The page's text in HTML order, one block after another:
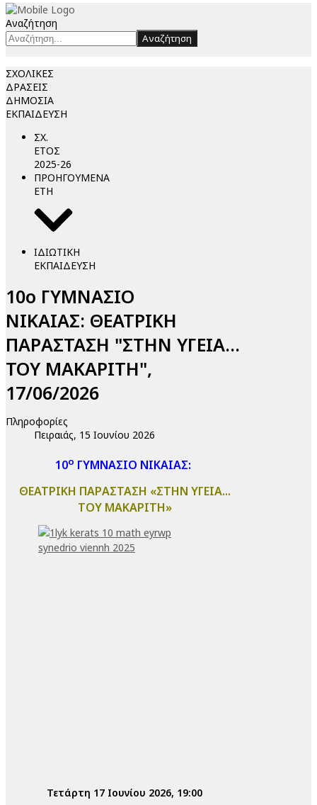
Αναζήτηση
Αναζήτηση
ΣΧΟΛΙΚΕΣ
ΔΡΑΣΕΙΣ
ΔΗΜΟΣΙΑ
ΕΚΠΑΙΔΕΥΣΗ
ΣΧ.
ΕΤΟΣ
2025-26
ΠΡΟΗΓΟΥΜΕΝΑ
ΕΤΗ
ΙΔΙΩΤΙΚΗ
ΕΚΠΑΙΔΕΥΣΗ
10ο ΓΥΜΝΑΣΙΟ
ΝΙΚΑΙΑΣ: ΘΕΑΤΡΙΚΗ
ΠΑΡΑΣΤΑΣΗ "ΣΤΗΝ ΥΓΕΙΑ...
ΤΟΥ ΜΑΚΑΡΙΤΗ",
17/06/2026
Πληροφορίες
Πειραιάς, 15 Ιουνίου 2026
10ο ΓΥΜΝΑΣΙΟ ΝΙΚΑΙΑΣ:
ΘΕΑΤΡΙΚΗ ΠΑΡΑΣΤΑΣΗ «ΣΤΗΝ ΥΓΕΙΑ...
ΤΟΥ ΜΑΚΑΡΙΤΗ»
Τετάρτη 17 Ιουνίου 2026, 19:00